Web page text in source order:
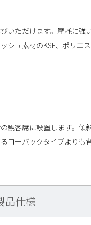
いただけます。摩耗に強
シュ素材のKSF、ポリエ
観客席に設置します。傾
ローバックタイプよりも
品仕様